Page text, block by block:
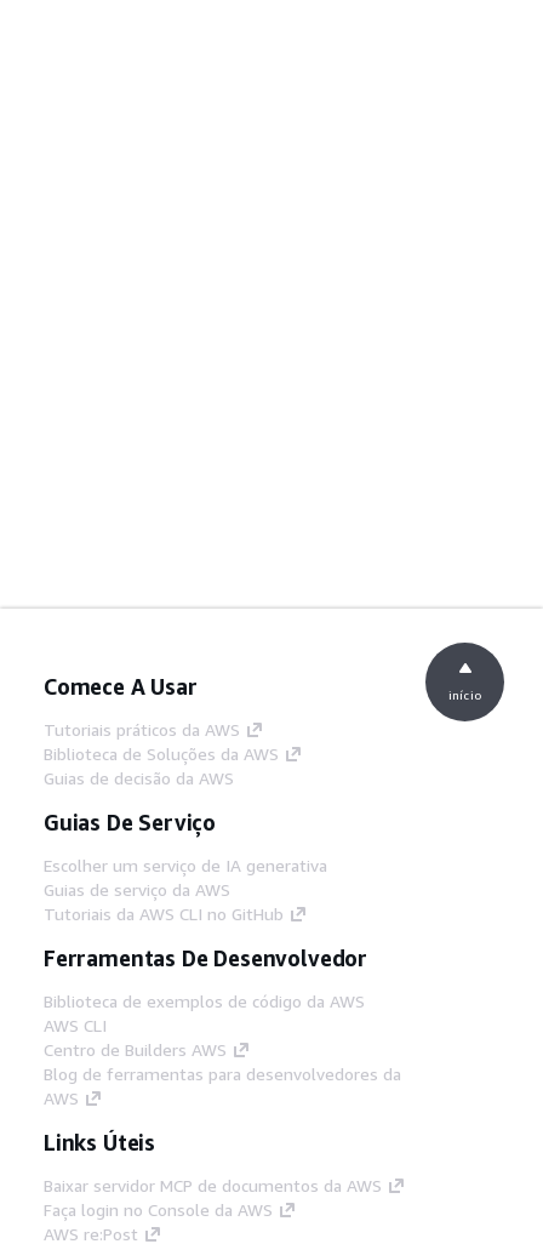
Comece A Usar
Tutoriais práticos da AWS
Biblioteca de Soluções da AWS
Guias de decisão da AWS
Guias De Serviço
Escolher um serviço de IA generativa
Guias de serviço da AWS
Tutoriais da AWS CLI no GitHub
Ferramentas De Desenvolvedor
Biblioteca de exemplos de código da AWS
AWS CLI
Centro de Builders AWS
Blog de ferramentas para desenvolvedores da
AWS
Links Úteis
Baixar servidor MCP de documentos da AWS
Faça login no Console da AWS
AWS re:Post
início